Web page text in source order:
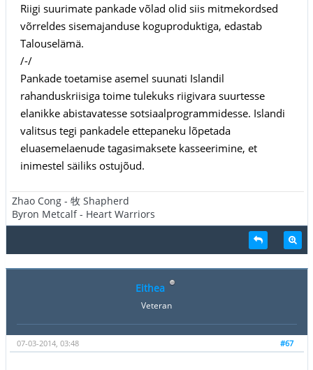
Riigi suurimate pankade võlad olid siis mitmekordsed
võrreldes sisemajanduse koguproduktiga, edastab
Talouselämä.
/-/
Pankade toetamise asemel suunati Islandil
rahanduskriisiga toime tulekuks riigivara suurtesse
elanikke abistavatesse sotsiaalprogrammidesse. Islandi
valitsus tegi pankadele ettepaneku lõpetada
eluasemelaenude tagasimaksete kasseerimine, et
inimestel säiliks ostujõud.
Zhao Cong - 牧 Shapherd
Byron Metcalf - Heart Warriors
Eithea
Veteran
#67
07-03-2014, 03:48